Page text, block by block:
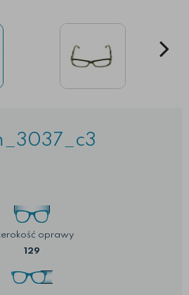
oprawy
129